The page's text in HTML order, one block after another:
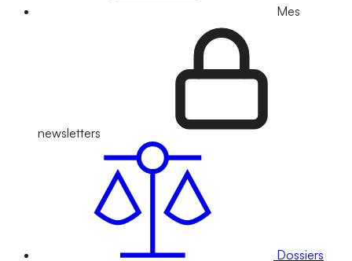
Mes
newsletters
Dossiers